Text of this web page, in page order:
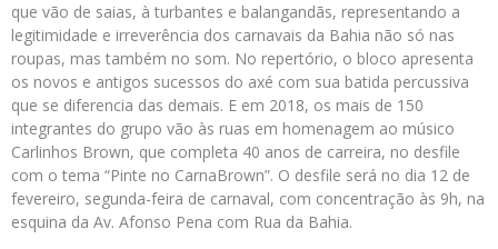
que vão de saias, à turbantes e balangandãs, representando a
legitimidade e irreverência dos carnavais da Bahia não só nas
roupas, mas também no som. No repertório, o bloco apresenta
os novos e antigos sucessos do axé com sua batida percussiva
que se diferencia das demais. E em 2018, os mais de 150
integrantes do grupo vão às ruas em homenagem ao músico
Carlinhos Brown, que completa 40 anos de carreira, no desfile
com o tema “Pinte no CarnaBrown”. O desfile será no dia 12 de
fevereiro, segunda-feira de carnaval, com concentração às 9h, na
esquina da Av. Afonso Pena com Rua da Bahia.